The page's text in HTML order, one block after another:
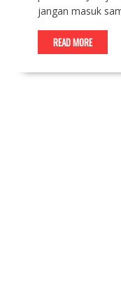
jangan masuk
READ MORE